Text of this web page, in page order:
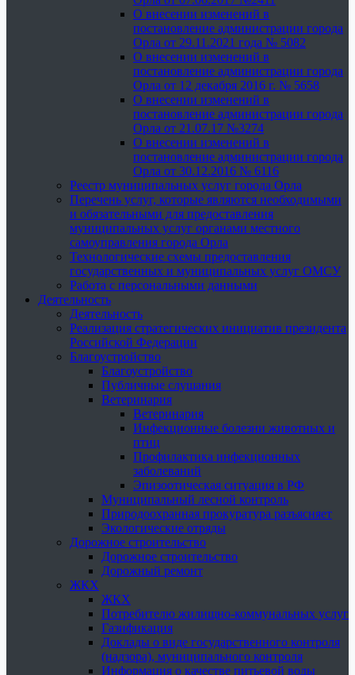
О внесении изменений в
постановление администрации города
Орла от 29.11.2021 года № 5082
О внесении изменений в
постановление администрации города
Орла от 12 декабря 2016 г. № 5658
О внесении изменений в
постановление администрации города
Орла от 21.07.17 №3274
О внесении изменений в
постановление администрации города
Орла от 30.12.2016 № 6116
Реестр муниципальных услуг города Орла
Перечень услуг, которые являются необходимыми
и обязательными для предоставления
муниципальных услуг органами местного
самоуправления города Орла
Технологические схемы предоставления
государственных и муниципальных услуг ОМСУ
Работа с персональными данными
Деятельность
Деятельность
Реализация стратегических инициатив президента
Российской Федерации
Благоустройство
Благоустройство
Публичные слушания
Ветеринария
Ветеринария
Инфекционные болезни животных и
птиц
Профилактика инфекционных
заболеваний
Эпизоотическая ситуация в РФ
Муниципальный лесной контроль
Природоохранная прокуратура разъясняет
Экологические отряды
Дорожное строительство
Дорожное строительство
Дорожный ремонт
ЖКХ
ЖКХ
Потребителю жилищно-коммунальных услуг
Газификация
Доклады о виде государственного контроля
(надзора), муниципального контроля
Информация о качестве питьевой воды